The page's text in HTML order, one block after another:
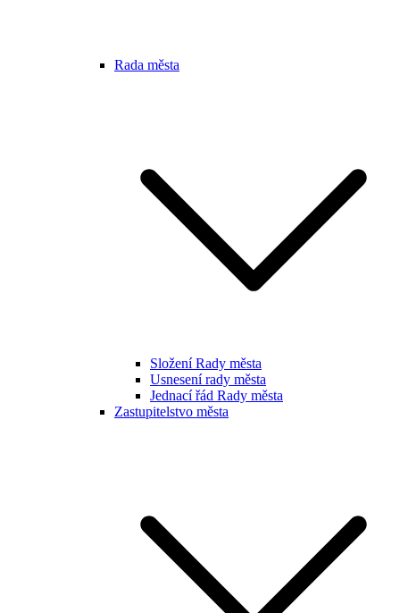
Rada města
Složení Rady města
Usnesení rady města
Jednací řád Rady města
Zastupitelstvo města